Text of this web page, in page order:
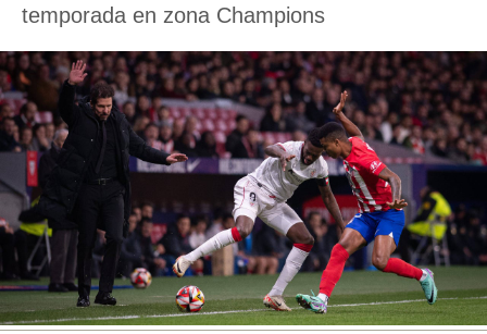
basada
permite
seguir
coste.
botón
a la
ACEPTAR
Y
CONTINUAR
CONFIGURAR
RECHAZAR
temporada en zona Champions